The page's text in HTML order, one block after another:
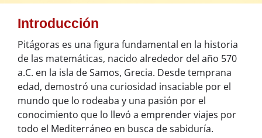
Introducción
Pitágoras es una figura fundamental en la historia
de las matemáticas, nacido alrededor del año 570
a.C. en la isla de Samos, Grecia. Desde temprana
edad, demostró una curiosidad insaciable por el
mundo que lo rodeaba y una pasión por el
conocimiento que lo llevó a emprender viajes por
todo el Mediterráneo en busca de sabiduría.